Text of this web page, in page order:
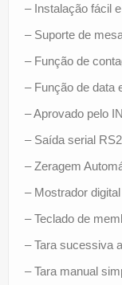
– Instalação fácil
– Suporte de
– Função de
– Função de data
– Aprovado pelo
– Saída serial
– Zeragem
– Mostrador
– Teclado de
– Tara sucessiva
– Tara manual